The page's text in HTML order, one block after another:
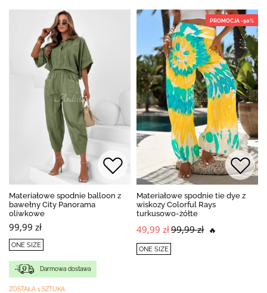
Materiałowe spodnie balloon z
bawełny City Panorama
oliwkowe
99,99 zł
ONE SIZE
Darmowa dostawa
ZOSTAŁA 1 SZTUKA
PROMOCJA -50%
Materiałowe spodnie tie dye z
wiskozy Colorful Rays
turkusowo-żółte
49,99 zł99,99 zł 🔥
ONE SIZE